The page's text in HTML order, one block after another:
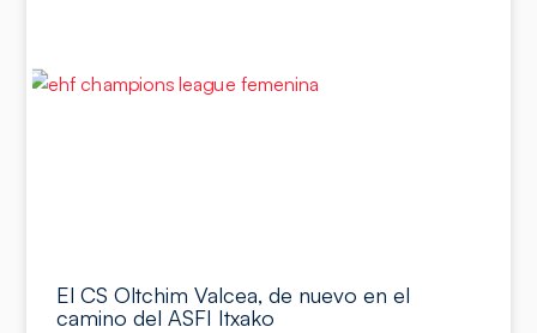
El CS Oltchim Valcea, de nuevo en el
camino del ASFI Itxako